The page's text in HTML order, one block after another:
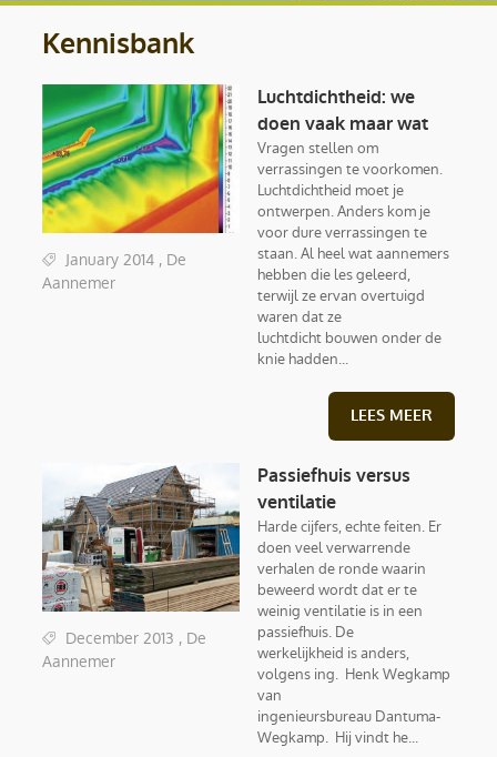
Kennisbank
January 2014 , De
Aannemer
Luchtdichtheid: we
doen vaak maar wat
Vragen stellen om
verrassingen te voorkomen.
Luchtdichtheid moet je
ontwerpen. Anders kom je
voor dure verrassingen te
staan. Al heel wat aannemers
hebben die les geleerd,
terwijl ze ervan overtuigd
waren dat ze
luchtdicht bouwen onder de
knie hadden...
LEES MEER
December 2013 , De
Aannemer
Passiefhuis versus
ventilatie
Harde cijfers, echte feiten. Er
doen veel verwarrende
verhalen de ronde waarin
beweerd wordt dat er te
weinig ventilatie is in een
passiefhuis. De
werkelijkheid is anders,
volgens ing. Henk Wegkamp
van
ingenieursbureau Dantuma-
Wegkamp. Hij vindt he...